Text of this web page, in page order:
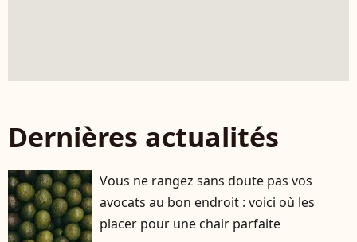
Dernières actualités
Vous ne rangez sans doute pas vos
avocats au bon endroit : voici où les
placer pour une chair parfaite